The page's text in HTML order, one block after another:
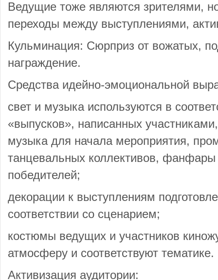
Ведущие тоже являются зрителями,
переходы между выступлениями,
Кульминация: Сюрприз от вожатых,
награждение.
Средства идейно-эмоциональной
свет и музыка используются в
«выпусков», написанных
музыка для начала мероприятия,
танцевальных коллективов,
победителей;
декорации к выступлениям
соответствии со сценарием;
костюмы ведущих и участников
атмосферу и соответствуют тематике.
Активизация аудитории: